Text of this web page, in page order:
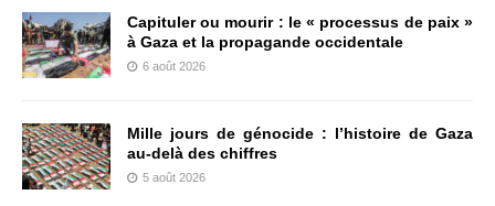
Capituler ou mourir : le « processus de paix »
à Gaza et la propagande occidentale
6 août 2026
Mille jours de génocide : l’histoire de Gaza
au-delà des chiffres
5 août 2026